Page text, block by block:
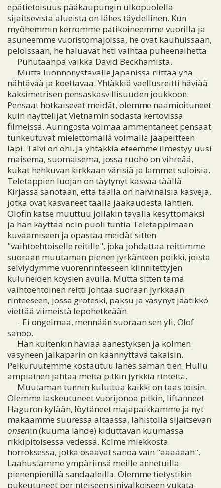
epätietoisuus pääkaupungin ulkopuolella
sijaitsevista alueista on lähes täydellinen. Kun
myöhemmin kerromme patikoineemme vuorilla ja
asuneemme vuoristomajoissa, he ovat kauhuissaan,
peloissaan, he haluavat heti vaihtaa puheenaihetta.
Puhutaanpa vaikka David Beckhamista.
Mutta luonnonystävälle Japanissa riittää yhä
nähtävää ja koettavaa. Yhtäkkiä vaellusreitti häviää
kaksimetrisen pensaskasvillisuuden joukkoon.
Pensaat hotkaisevat meidät, olemme naamioituneet
kuin näyttelijät Vietnamin sodasta kertovissa
filmeissä. Auringosta voimaa ammentaneet pensaat
tunkeutuvat mielettömällä voimalla jääpeitteen
läpi. Talvi on ohi. Ja yhtäkkiä eteemme ilmestyy uusi
maisema, suomaisema, jossa ruoho on vihreää,
kukat hehkuvan kirkkaan värisiä ja lammet suloisia.
Teletappien luojan on täytynyt kasvaa täällä.
Kirjassa sanotaan, että täällä on harvinaisia kasveja,
jotka ovat kasvaneet täällä jääkaudesta lähtien.
Olofin katse muuttuu jollakin tavalla kesyttömäksi
ja hän käyttää noin puoli tuntia Teletappimaan
kuvaamiseen ja opastaa meidät sitten
"vaihtoehtoiselle reitille", joka johdattaa reittimme
suoraan muutaman pienen jyrkänteen poikki, joista
selviydymme vuorenrinteeseen kiinnitettyjen
kuluneiden köysien avulla. Mutta sitten tämä
vaihtoehtoinen reitti johtaa suoraan jyrkkään
rinteeseen, jossa groteski, paksu ja väsynyt jäätikkö
viettää viimeistä lepohetkeään.
- Ei ongelmaa, mennään suoraan sen yli, Olof
sanoo.
Hän kuitenkin häviää äänestyksen ja kolmen
väsyneen jalkaparin on käännyttävä takaisin.
Pelkuruutemme kostautuu lähes saman tien. Hullu
ampiainen jahtaa meitä pitkin jyrkkiä rinteitä.
Muutaman tunnin kuluttua kaikki on taas toisin.
Olemme laskeutuneet vuorijonoa pitkin, liftanneet
Haguron kylään, löytäneet majapaikkamme ja nyt
makaamme suuressa altaassa, lähistöllä sijaitsevan
onsenin (kuuma lähde) kiduttavan kuumassa
rikkipitoisessa vedessä. Kolme miekkosta
horroksessa, jotka osaavat sanoa vain "aaaaaah".
Laahustamme ympäriinsä meille annetuilla
pienenpienillä sandaaleilla. Olemme tietystikin
pukeutuneet perinteiseen sinivalkoiseen yukata-